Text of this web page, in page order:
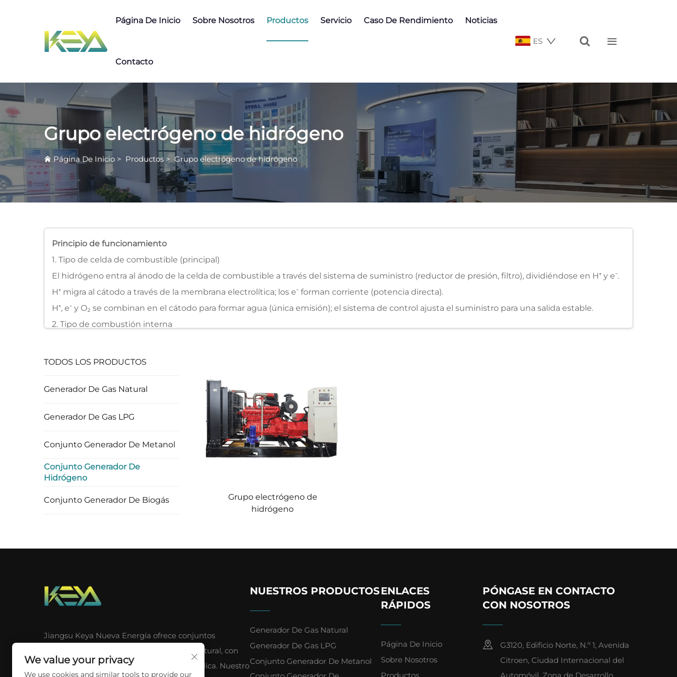
Página De Inicio Sobre Nosotros Productos Servicio Caso De Rendimiento Noticias
Contacto
ES  
Grupo electrógeno de hidrógeno
Página De Inicio > Productos > Grupo electrógeno de hidrógeno
Principio de funcionamiento
1. Tipo de celda de combustible (principal)
El hidrógeno entra al ánodo de la celda de combustible a través del sistema de suministro (reductor de presión, filtro), dividiéndose en H⁺ y e⁻.
H⁺ migra al cátodo a través de la membrana electrolítica; los e⁻ forman corriente (potencia directa).
H⁺, e⁻ y O₂ se combinan en el cátodo para formar agua (única emisión); el sistema de control ajusta el suministro para una salida estable.
2. Tipo de combustión interna
El gas de alta temperatura/presión empuja el pistón para accionar el cigüeñal (térmica→energía mecánica).
TODOS LOS PRODUCTOS
Generador De Gas Natural
Generador De Gas LPG
Conjunto Generador De Metanol
Conjunto Generador De
Hidrógeno
Conjunto Generador De Biogás
Grupo electrógeno de
hidrógeno
Jiangsu Keya Nueva Energía ofrece conjuntos
generadores de biogás, hidrógeno y gas natural, con
soluciones integradas de energía solar y eólica. Nuestro
NUESTROS PRODUCTOS
Generador De Gas Natural
Generador De Gas LPG
Conjunto Generador De Metanol
ENLACES
RÁPIDOS
Página De Inicio
Sobre Nosotros
PÓNGASE EN CONTACTO
CON NOSOTROS
G3120, Edificio Norte, N.º 1, Avenida
Citroen, Ciudad Internacional del
We value your privacy
We use cookies and similar tools to provide our